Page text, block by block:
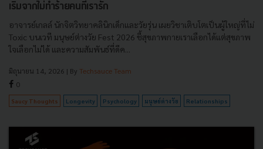
เริ่มจากไม่ทำร้ายคนที่เรารัก
อาจารย์เกลล์ นักจิตวิทยาคลินิกเด็กและวัยรุ่น เผยวิชาเติบโตเป็นผู้ใหญ่ที่ไม่
Toxic บนเวที มนุษย์ต่างวัย Fest 2026 ชี้สุขภาพกายเราเลือกได้แต่สุขภาพ
ใจเลือกไม่ได้ และความสัมพันธ์ที่ดีค...
มิถุนายน 14, 2026 | By Techsauce Team
0
Saucy Thoughts Longevity Psychology มนุษย์ต่างวัย Relationships